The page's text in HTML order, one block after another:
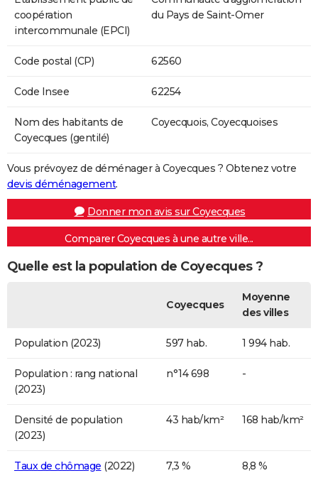
coopération
intercommunale (EPCI)
du Pays de Saint-Omer
Code postal (CP) 62560
Code Insee 62254
Nom des habitants de
Coyecques (gentilé)
Coyecquois, Coyecquoises
Vous prévoyez de déménager à Coyecques ? Obtenez votre
devis déménagement.
Donner mon avis sur Coyecques
Comparer Coyecques à une autre ville...
Quelle est la population de Coyecques ?
Coyecques
Moyenne
des villes
Population (2023) 597 hab. 1 994 hab.
Population : rang national
(2023)
n°14 698 -
Densité de population
(2023)
43 hab/km² 168 hab/km²
Taux de chômage (2022) 7,3 % 8,8 %